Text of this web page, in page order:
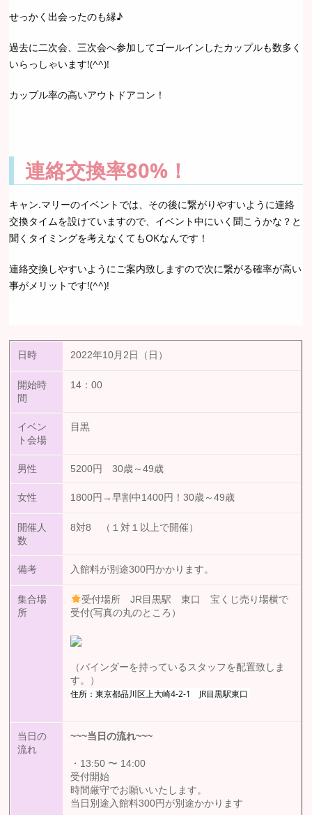
せっかく出会ったのも縁♪
過去に二次会、三次会へ参加してゴールインしたカップルも数多く
いらっしゃいます!(^^)!
カップル率の高いアウトドアコン！
連絡交換率80%！
キャン.マリーのイベントでは、その後に繋がりやすいように連絡
交換タイムを設けていますので、イベント中にいく聞こうかな？と
聞くタイミングを考えなくてもOKなんです！
連絡交換しやすいようにご案内致しますので次に繋がる確率が高い
事がメリットです!(^^)!
日時 2022年10月2日（日）
開始時
間
14：00
イベン
ト会場
目黒
男性 5200円 30歳～49歳
女性 1800円→早割中1400円！30歳～49歳
開催人
数
8対8 （１対１以上で開催）
備考 入館料が別途300円かかります。
集合場
所
受付場所 JR目黒駅 東口 宝くじ売り場横で
受付(写真の丸のところ）
（バインダーを持っているスタッフを配置致しま
す。）
住所：東京都品川区上大崎4-2-1 JR目黒駅東口
当日の
流れ
~~~当日の流れ~~~
・13:50 〜 14:00
受付開始
時間厳守でお願いいたします。
当日別途入館料300円が別途かかります